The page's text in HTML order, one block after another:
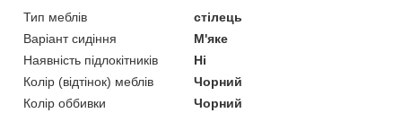
Тип меблів
стілець
Варіант сидіння
М'яке
Наявність підлокітників
Ні
Колір (відтінок) меблів
Чорний
Колір оббивки
Чорний